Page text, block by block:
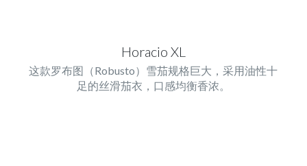
Horacio XL
这款罗布图（Robusto）雪茄规格巨大，采用油性十
足的丝滑茄衣，口感均衡香浓。